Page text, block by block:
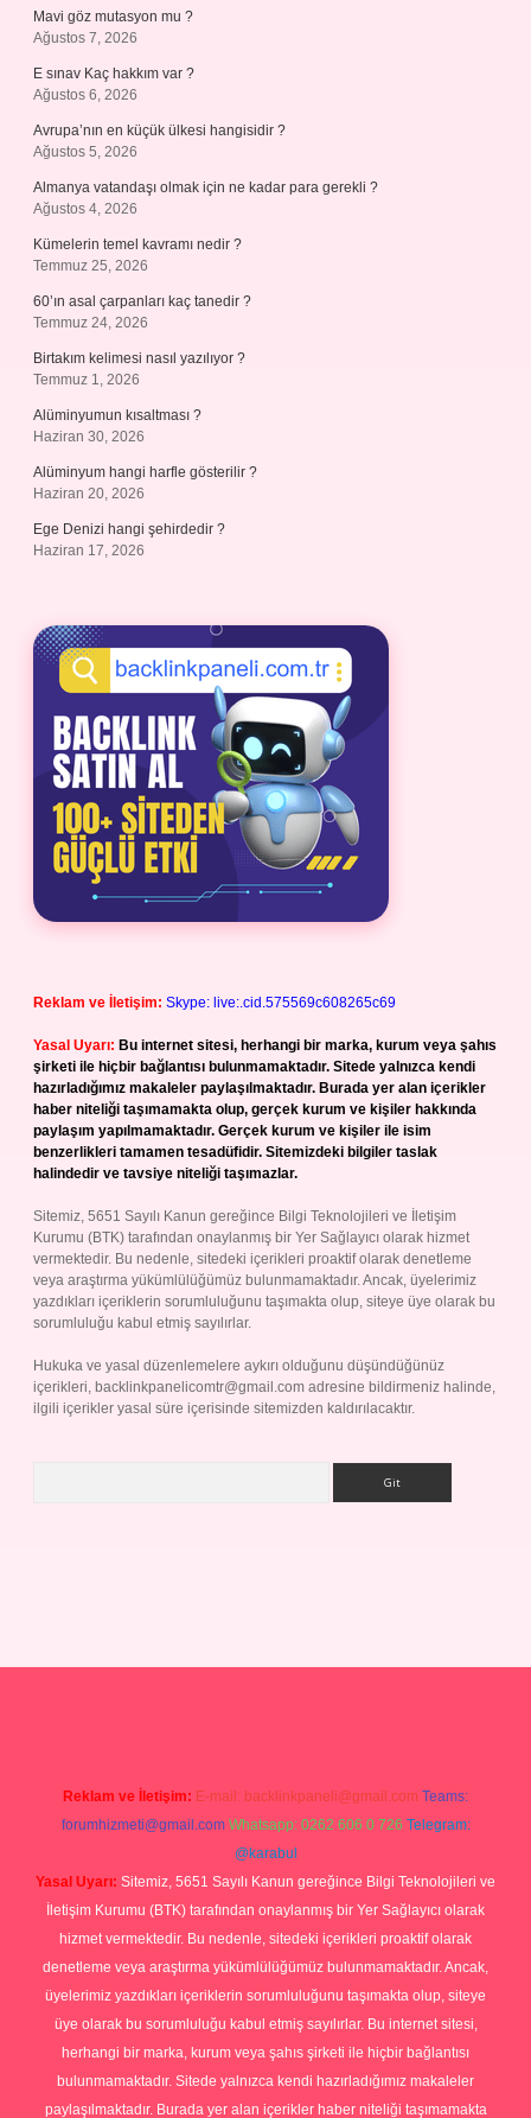
Mavi göz mutasyon mu ?
Ağustos 7, 2026
E sınav Kaç hakkım var ?
Ağustos 6, 2026
Avrupa’nın en küçük ülkesi hangisidir ?
Ağustos 5, 2026
Almanya vatandaşı olmak için ne kadar para gerekli ?
Ağustos 4, 2026
Kümelerin temel kavramı nedir ?
Temmuz 25, 2026
60’ın asal çarpanları kaç tanedir ?
Temmuz 24, 2026
Birtakım kelimesi nasıl yazılıyor ?
Temmuz 1, 2026
Alüminyumun kısaltması ?
Haziran 30, 2026
Alüminyum hangi harfle gösterilir ?
Haziran 20, 2026
Ege Denizi hangi şehirdedir ?
Haziran 17, 2026
Reklam ve İletişim: Skype: live:.cid.575569c608265c69
Yasal Uyarı: Bu internet sitesi, herhangi bir marka, kurum veya şahıs
şirketi ile hiçbir bağlantısı bulunmamaktadır. Sitede yalnızca kendi
hazırladığımız makaleler paylaşılmaktadır. Burada yer alan içerikler
haber niteliği taşımamakta olup, gerçek kurum ve kişiler hakkında
paylaşım yapılmamaktadır. Gerçek kurum ve kişiler ile isim
benzerlikleri tamamen tesadüfidir. Sitemizdeki bilgiler taslak
halindedir ve tavsiye niteliği taşımazlar.
Sitemiz, 5651 Sayılı Kanun gereğince Bilgi Teknolojileri ve İletişim
Kurumu (BTK) tarafından onaylanmış bir Yer Sağlayıcı olarak hizmet
vermektedir. Bu nedenle, sitedeki içerikleri proaktif olarak denetleme
veya araştırma yükümlülüğümüz bulunmamaktadır. Ancak, üyelerimiz
yazdıkları içeriklerin sorumluluğunu taşımakta olup, siteye üye olarak bu
sorumluluğu kabul etmiş sayılırlar.
Hukuka ve yasal düzenlemelere aykırı olduğunu düşündüğünüz
içerikleri, backlinkpanelicomtr@gmail.com adresine bildirmeniz halinde,
ilgili içerikler yasal süre içerisinde sitemizden kaldırılacaktır.
Reklam ve İletişim: E-mail: backlinkpaneli@gmail.com Teams:
forumhizmeti@gmail.com Whatsapp: 0262 606 0 726 Telegram:
@karabul
Yasal Uyarı: Sitemiz, 5651 Sayılı Kanun gereğince Bilgi Teknolojileri ve
İletişim Kurumu (BTK) tarafından onaylanmış bir Yer Sağlayıcı olarak
hizmet vermektedir. Bu nedenle, sitedeki içerikleri proaktif olarak
denetleme veya araştırma yükümlülüğümüz bulunmamaktadır. Ancak,
üyelerimiz yazdıkları içeriklerin sorumluluğunu taşımakta olup, siteye
üye olarak bu sorumluluğu kabul etmiş sayılırlar. Bu internet sitesi,
herhangi bir marka, kurum veya şahıs şirketi ile hiçbir bağlantısı
bulunmamaktadır. Sitede yalnızca kendi hazırladığımız makaleler
paylaşılmaktadır. Burada yer alan içerikler haber niteliği taşımamakta